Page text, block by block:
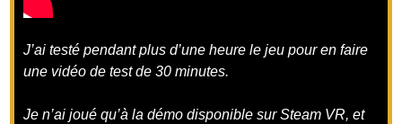
J’ai testé pendant plus d’une heure le jeu pour en faire
une vidéo de test de 30 minutes.
Je n’ai joué qu’à la démo disponible sur Steam VR, et